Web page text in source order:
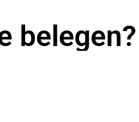
belegen?